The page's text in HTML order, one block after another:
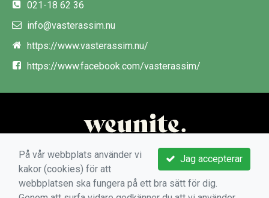
021-18 62 36
info@vasterassim.nu
https://www.vasterassim.nu/
https://www.facebook.com/vasterassim/
Jag accepterar
På vår webbplats använder vi
kakor (cookies) för att
webbplatsen ska fungera på ett bra sätt för dig.